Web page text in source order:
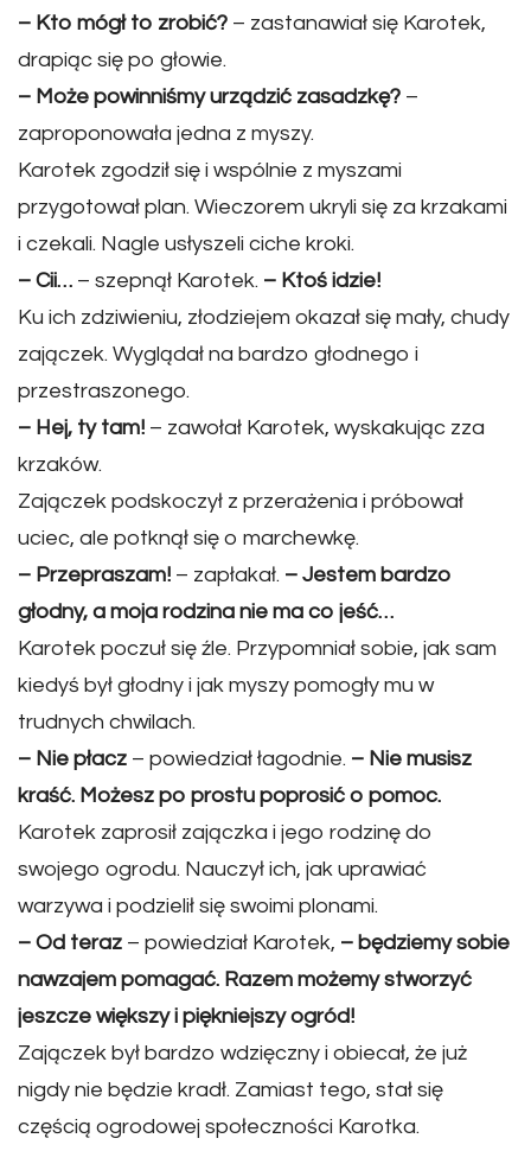
– Kto mógł to zrobić? – zastanawiał się Karotek,
drapiąc się po głowie.
– Może powinniśmy urządzić zasadzkę? –
zaproponowała jedna z myszy.
Karotek zgodził się i wspólnie z myszami
przygotował plan. Wieczorem ukryli się za krzakami
i czekali. Nagle usłyszeli ciche kroki.
– Cii… – szepnął Karotek. – Ktoś idzie!
Ku ich zdziwieniu, złodziejem okazał się mały, chudy
zajączek. Wyglądał na bardzo głodnego i
przestraszonego.
– Hej, ty tam! – zawołał Karotek, wyskakując zza
krzaków.
Zajączek podskoczył z przerażenia i próbował
uciec, ale potknął się o marchewkę.
– Przepraszam! – zapłakał. – Jestem bardzo
głodny, a moja rodzina nie ma co jeść…
Karotek poczuł się źle. Przypomniał sobie, jak sam
kiedyś był głodny i jak myszy pomogły mu w
trudnych chwilach.
– Nie płacz – powiedział łagodnie. – Nie musisz
kraść. Możesz po prostu poprosić o pomoc.
Karotek zaprosił zajączka i jego rodzinę do
swojego ogrodu. Nauczył ich, jak uprawiać
warzywa i podzielił się swoimi plonami.
– Od teraz – powiedział Karotek, – będziemy sobie
nawzajem pomagać. Razem możemy stworzyć
jeszcze większy i piękniejszy ogród!
Zajączek był bardzo wdzięczny i obiecał, że już
nigdy nie będzie kradł. Zamiast tego, stał się
częścią ogrodowej społeczności Karotka.